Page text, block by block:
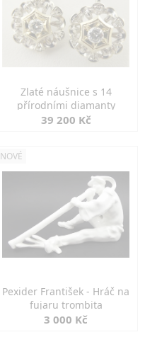
Zlaté náušnice s 14
přírodními diamanty
39 200 Kč
NOVÉ
Pexider František - Hráč na
fujaru trombita
3 000 Kč